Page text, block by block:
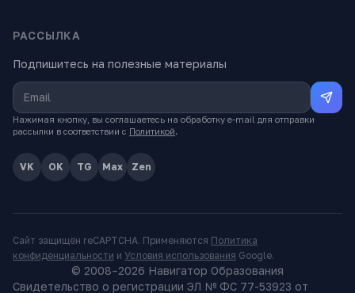
РАССЫЛКА
Подпишитесь на полезные материалы
Нажимая кнопку, вы соглашаетесь на обработку e-mail для отправки
рассылки в соответствии с Политикой.
VK OK TG Max Zen
Сайт защищён reCAPTCHA. Применяются Политика
конфиденциальности и Условия использования Google.
© 2008–2026 Навигатор Образования
Свидетельство о регистрации ЭЛ № ФС 77-53923 от